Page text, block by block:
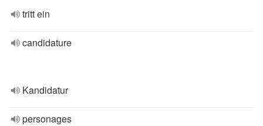
tritt ein
candidature
Kandidatur
personages